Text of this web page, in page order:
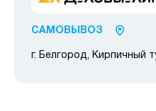
САМОВЫВОЗ
г. Белгород, Кирпичный